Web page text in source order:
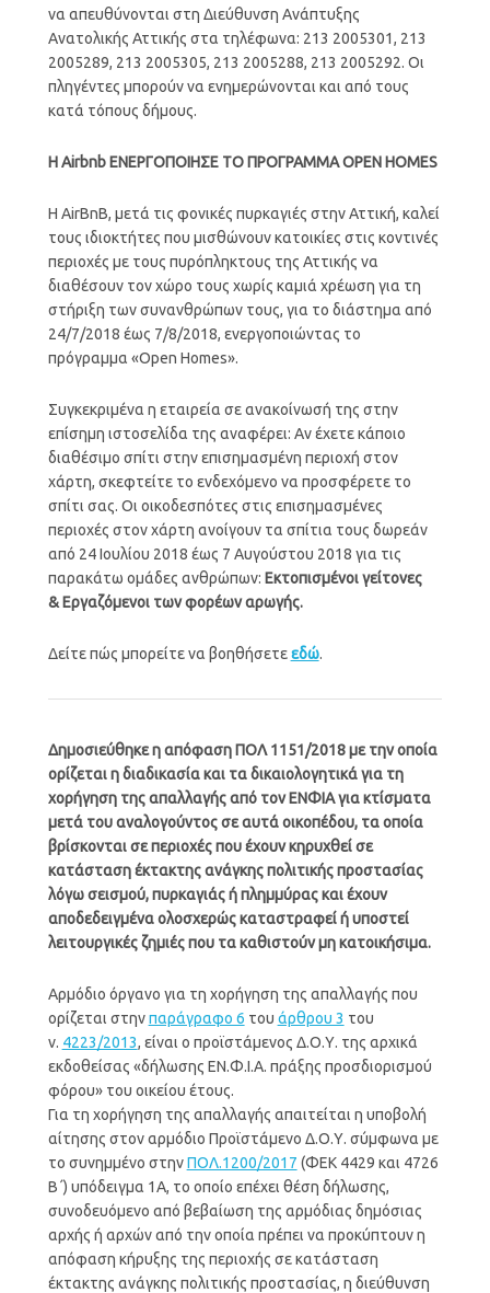
να απευθύνονται στη Διεύθυνση Ανάπτυξης
Ανατολικής Αττικής στα τηλέφωνα: 213 2005301, 213
2005289, 213 2005305, 213 2005288, 213 2005292. Οι
πληγέντες μπορούν να ενημερώνονται και από τους
κατά τόπους δήμους.
Η Airbnb ΕΝΕΡΓΟΠΟΙΗΣΕ ΤΟ ΠΡΟΓΡΑΜΜΑ OPEN HOMES
H AirBnB, μετά τις φονικές πυρκαγιές στην Αττική, καλεί
τους ιδιοκτήτες που μισθώνουν κατοικίες στις κοντινές
περιοχές με τους πυρόπληκτους της Αττικής να
διαθέσουν τον χώρο τους χωρίς καμιά χρέωση για τη
στήριξη των συνανθρώπων τους, για το διάστημα από
24/7/2018 έως 7/8/2018, ενεργοποιώντας το
πρόγραμμα «Open Homes».
Συγκεκριμένα η εταιρεία σε ανακοίνωσή της στην
επίσημη ιστοσελίδα της αναφέρει: Αν έχετε κάποιο
διαθέσιμο σπίτι στην επισημασμένη περιοχή στον
χάρτη, σκεφτείτε το ενδεχόμενο να προσφέρετε το
σπίτι σας. Οι οικοδεσπότες στις επισημασμένες
περιοχές στον χάρτη ανοίγουν τα σπίτια τους δωρεάν
από 24 Ιουλίου 2018 έως 7 Αυγούστου 2018 για τις
παρακάτω ομάδες ανθρώπων: Εκτοπισμένοι γείτονες
& Εργαζόμενοι των φορέων αρωγής.
Δείτε πώς μπορείτε να βοηθήσετεεδώ.
Δημοσιεύθηκε η απόφαση ΠΟΛ 1151/2018 με την οποία
ορίζεται η διαδικασία και τα δικαιολογητικά για τη
χορήγηση της απαλλαγής από τον ΕΝΦΙΑ για κτίσματα
μετά του αναλογούντος σε αυτά οικοπέδου, τα οποία
βρίσκονται σε περιοχές που έχουν κηρυχθεί σε
κατάσταση έκτακτης ανάγκης πολιτικής προστασίας
λόγω σεισμού, πυρκαγιάς ή πλημμύρας και έχουν
αποδεδειγμένα ολοσχερώς καταστραφεί ή υποστεί
λειτουργικές ζημιές που τα καθιστούν μη κατοικήσιμα.
Αρμόδιο όργανο για τη χορήγηση της απαλλαγής που
ορίζεται στηνπαράγραφο 6 του άρθρου 3 του
ν. 4223/2013, είναι ο προϊστάμενος Δ.Ο.Υ. της αρχικά
εκδοθείσας «δήλωσης ΕΝ.Φ.Ι.Α. πράξης προσδιορισμού
φόρου» του οικείου έτους.
Για τη χορήγηση της απαλλαγής απαιτείται η υποβολή
αίτησης στον αρμόδιο Προϊστάμενο Δ.Ο.Υ. σύμφωνα με
το συνημμένο στηνΠΟΛ.1200/2017 (ΦΕΚ 4429 και 4726
Β΄) υπόδειγμα 1Α, το οποίο επέχει θέση δήλωσης,
συνοδευόμενο από βεβαίωση της αρμόδιας δημόσιας
αρχής ή αρχών από την οποία πρέπει να προκύπτουν η
απόφαση κήρυξης της περιοχής σε κατάσταση
έκτακτης ανάγκης πολιτικής προστασίας, η διεύθυνση